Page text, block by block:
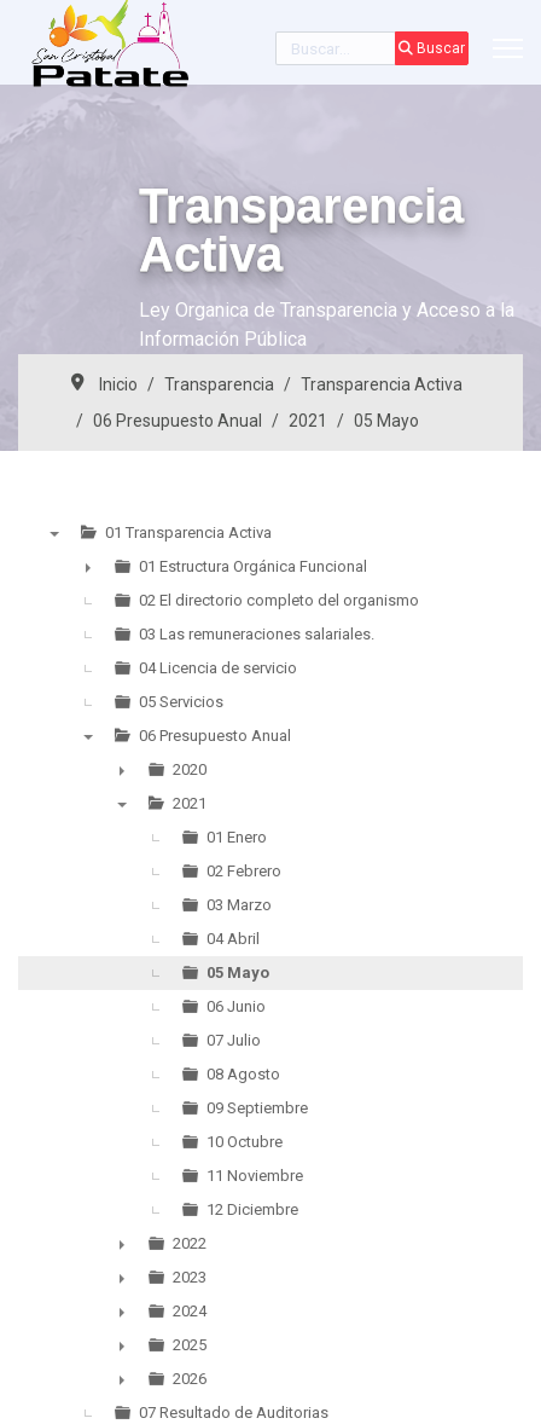
Buscar Buscar
Transparencia
Activa
Ley Organica de Transparencia y Acceso a la
Información Pública
Inicio Transparencia
Transparencia Activa
06 Presupuesto Anual
2021 05 Mayo
01 Transparencia Activa
►
01 Estructura Orgánica Funcional
02 El directorio completo del organismo
03 Las remuneraciones salariales.
04 Licencia de servicio
05 Servicios
06 Presupuesto Anual
►
2020
2021
01 Enero
02 Febrero
03 Marzo
04 Abril
05 Mayo
06 Junio
07 Julio
08 Agosto
09 Septiembre
10 Octubre
11 Noviembre
12 Diciembre
►
2022
►
2023
►
2024
►
2025
►
2026
07 Resultado de Auditorias